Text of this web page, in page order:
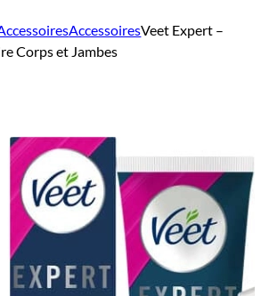
AccessoiresVeet Expert –
Corps et Jambes